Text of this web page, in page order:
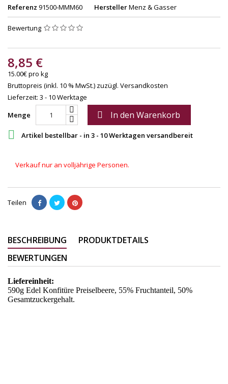
Referenz 91500-MMM60 HerstellerMenz & Gasser
Bewertung
8,85 €
15.00€ pro kg
Bruttopreis (inkl. 10 % MwSt.) zuzügl. Versandkosten
Lieferzeit: 3 - 10 Werktage
Menge
 In den Warenkorb
 Artikel bestellbar - in 3 - 10 Werktagen versandbereit
Verkauf nur an volljährige Personen.
Teilen
BESCHREIBUNG
PRODUKTDETAILS
BEWERTUNGEN
Liefereinheit:
590g Edel Konfitüre Preiselbeere, 55% Fruchtanteil, 50%
Gesamtzuckergehalt.